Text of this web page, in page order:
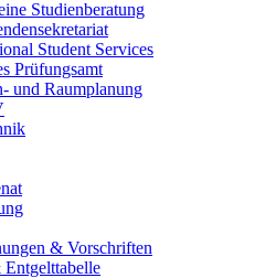
Studienberatung
Student Services
Prüfungsamt
und Raumplanung
& Vorschriften